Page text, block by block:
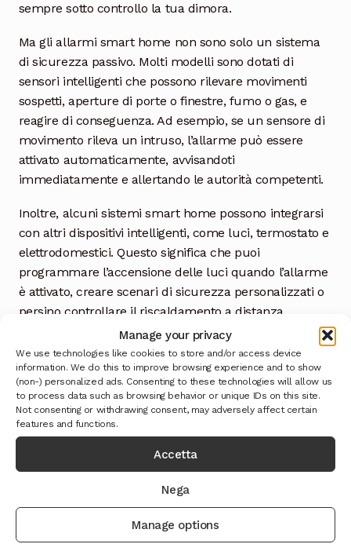
Manage your privacy
We use technologies like cookies to store and/or access device
information. We do this to improve browsing experience and to show
(non-) personalized ads. Consenting to these technologies will allow us
to process data such as browsing behavior or unique IDs on this site.
Not consenting or withdrawing consent, may adversely affect certain
features and functions.
Accetta
Nega
Manage options
sempre sotto controllo la tua dimora.
Ma gli allarmi smart home non sono solo un sistema
di sicurezza passivo. Molti modelli sono dotati di
sensori intelligenti che possono rilevare movimenti
sospetti, aperture di porte o finestre, fumo o gas, e
reagire di conseguenza. Ad esempio, se un sensore di
movimento rileva un intruso, l’allarme può essere
attivato automaticamente, avvisandoti
immediatamente e allertando le autorità competenti.
Inoltre, alcuni sistemi smart home possono integrarsi
con altri dispositivi intelligenti, come luci, termostato e
elettrodomestici. Questo significa che puoi
programmare l’accensione delle luci quando l’allarme
è attivato, creare scenari di sicurezza personalizzati o
persino controllare il riscaldamento a distanza.
La sicurezza della tua casa è un investimento
importante, e gli allarmi smart home offrono un modo
innovativo e completo per proteggerla. Non solo ti
offrono un senso di tranquillità e sicurezza, ma
possono anche aiutarti a risparmiare energia e denaro.
Se stai pensando di migliorare la sicurezza della tua
casa, gli allarmi smart home sono sicuramente
un’opzione da considerare. Con i loro numerosi
ideale per vivere in un ambiente sicuro e confortevole.